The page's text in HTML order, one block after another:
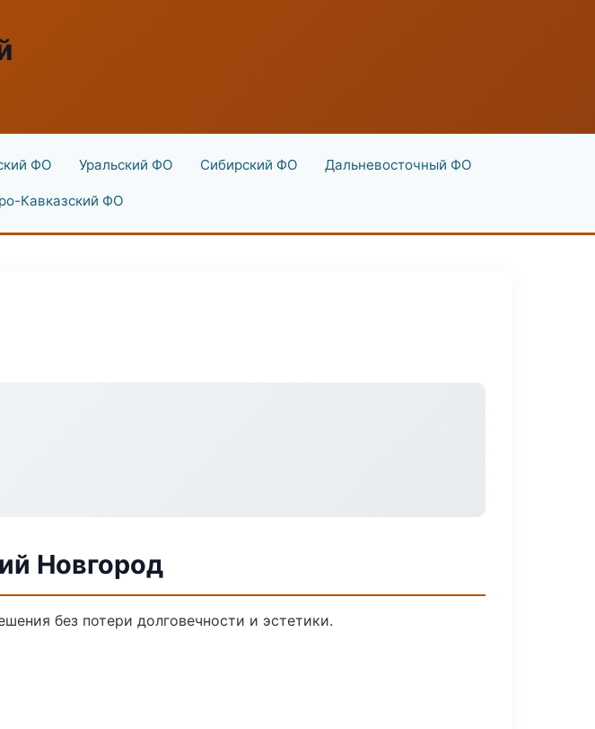
ФО Уральский ФО Сибирский ФО Дальневосточный ФО
Кавказский ФО
Новгород
без потери долговечности и эстетики.